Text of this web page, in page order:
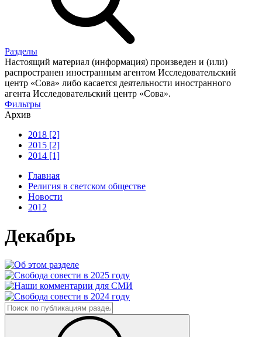
Разделы
Настоящий материал (информация) произведен и (или)
распространен иностранным агентом Исследовательский
центр «Сова» либо касается деятельности иностранного
агента Исследовательский центр «Сова».
Фильтры
Архив
2018 [2]
2015 [2]
2014 [1]
Главная
Религия в светском обществе
Новости
2012
Декабрь